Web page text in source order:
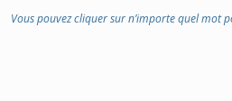
Vous pouvez cliquer sur n’importe quel mot